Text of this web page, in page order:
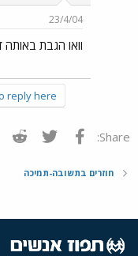
23/4/04
וואו הגבת באותה
reply here.
Share: פייסבוק Twitter
חוזרים בתשובה-תמיכה